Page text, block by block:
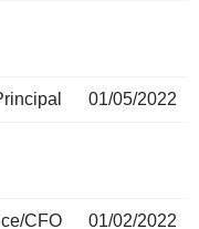
01/05/2022
CFO
01/02/2022